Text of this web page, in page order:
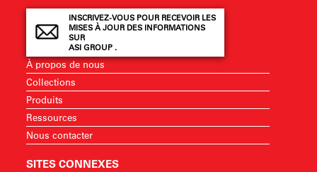
INSCRIVEZ-VOUS POUR RECEVOIR LES
MISES À JOUR DES INFORMATIONS
SUR
ASI GROUP .
À propos de nous
Collections
Produits
Ressources
Nous contacter
SITES CONNEXES